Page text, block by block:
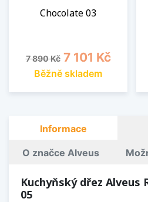
Chocolate 03
Běžná cena
7 890 Kč Cena
7 101 Kč
Běžně skladem
Informace
O značce Alveus
Kuchyňský dřez Alveus
05